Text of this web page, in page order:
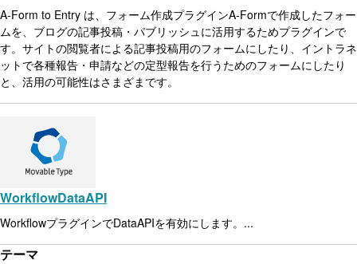
A-Form to Entry は、フォーム作成プラグインA-Formで作成したフォー
ムを、ブログの記事投稿・パブリッシュに活用するためプラグインで
す。サイトの閲覧者による記事投稿用のフォームにしたり、イントラネ
ットで各種報告・申請などの定型報告を行うためのフォームにしたり
と、活用の可能性はさまざまです。
WorkflowDataAPI
WorkflowプラグインでDataAPIを有効にします。...
テーマ